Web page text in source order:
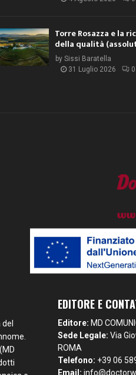
Torre Rosazza e la
della qualità
by Sissi Baratella
31 Luglio 2026
0
EDITORE E
Editore: MD
Sede Legale: Via
ROMA
Telefono: +39 06
Email: